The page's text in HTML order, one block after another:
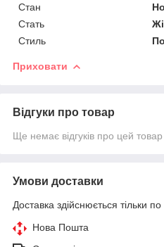
Стан
Стать
Стиль
Приховати
Відгуки про товар
Ще немає відгуків про цей товар
Умови доставки
Доставка здійснюється тільки
Нова Пошта